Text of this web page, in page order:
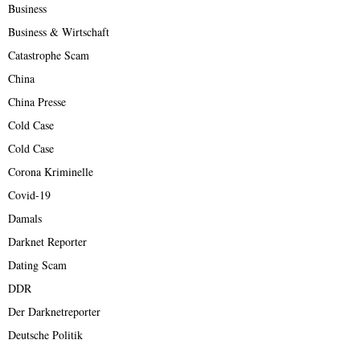
Business
Business & Wirtschaft
Catastrophe Scam
China
China Presse
Cold Case
Cold Case
Corona Kriminelle
Covid-19
Damals
Darknet Reporter
Dating Scam
DDR
Der Darknetreporter
Deutsche Politik